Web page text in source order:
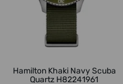
Hamilton Khaki Navy Scuba
Quartz H82241961